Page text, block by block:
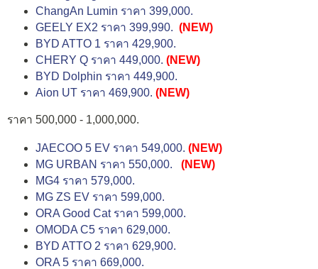
ChangAn Lumin ราคา 399,000.
GEELY EX2 ราคา 399,990. (NEW)
BYD ATTO 1 ราคา 429,900.
CHERY Q ราคา 449,000. (NEW)
BYD Dolphin ราคา 449,900.
Aion UT ราคา 469,900. (NEW)
ราคา 500,000 - 1,000,000.
JAECOO 5 EV ราคา 549,000. (NEW)
MG URBAN ราคา 550,000.
(NEW)
MG4 ราคา 579,000.
MG ZS EV ราคา 599,000.
ORA Good Cat ราคา 599,000.
OMODA C5 ราคา 629,000.
BYD ATTO 2 ราคา 629,900.
ORA 5 ราคา 669,000.